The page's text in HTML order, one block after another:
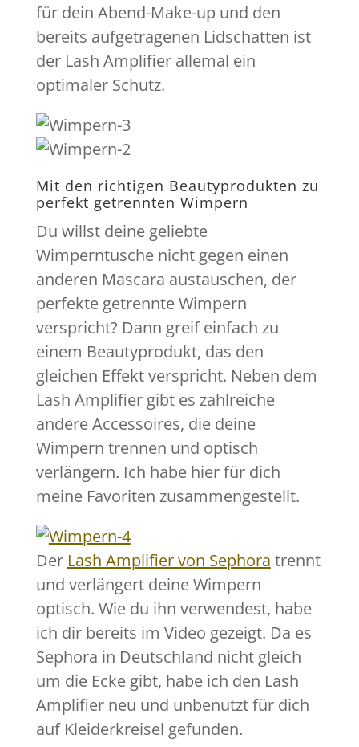
für dein Abend-Make-up und den
bereits aufgetragenen Lidschatten ist
der Lash Amplifier allemal ein
optimaler Schutz.
Mit den richtigen Beautyprodukten zu
perfekt getrennten Wimpern
Du willst deine geliebte
Wimperntusche nicht gegen einen
anderen Mascara austauschen, der
perfekte getrennte Wimpern
verspricht? Dann greif einfach zu
einem Beautyprodukt, das den
gleichen Effekt verspricht. Neben dem
Lash Amplifier gibt es zahlreiche
andere Accessoires, die deine
Wimpern trennen und optisch
verlängern. Ich habe hier für dich
meine Favoriten zusammengestellt.
Der Lash Amplifier von Sephora trennt
und verlängert deine Wimpern
optisch. Wie du ihn verwendest, habe
ich dir bereits im Video gezeigt. Da es
Sephora in Deutschland nicht gleich
um die Ecke gibt, habe ich den Lash
Amplifier neu und unbenutzt für dich
auf Kleiderkreisel gefunden.